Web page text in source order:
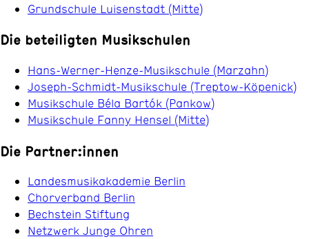
Grundschule Luisenstadt (Mitte)
Die beteiligten Musikschulen
Hans-Werner-Henze-Musikschule (Marzahn)
Joseph-Schmidt-Musikschule (Treptow-Köpenick)
Musikschule Béla Bartók (Pankow)
Musikschule Fanny Hensel (Mitte)
Die Partner:innen
Landesmusikakademie Berlin
Chorverband Berlin
Bechstein Stiftung
Netzwerk Junge Ohren